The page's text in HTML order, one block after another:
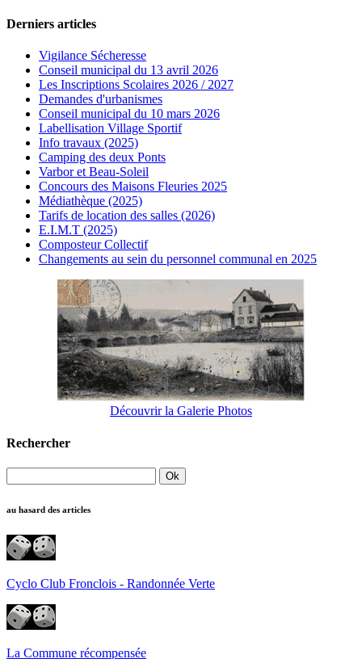
Derniers articles
Vigilance Sécheresse
Conseil municipal du 13 avril 2026
Les Inscriptions Scolaires 2026 / 2027
Demandes d'urbanismes
Conseil municipal du 10 mars 2026
Labellisation Village Sportif
Info travaux (2025)
Camping des deux Ponts
Varbor et Beau-Soleil
Concours des Maisons Fleuries 2025
Médiathèque (2025)
Tarifs de location des salles (2026)
E.I.M.T (2025)
Composteur Collectif
Changements au sein du personnel communal en 2025
Découvrir la Galerie Photos
Rechercher
au hasard des articles
Cyclo Club Fronclois - Randonnée Verte
La Commune récompensée